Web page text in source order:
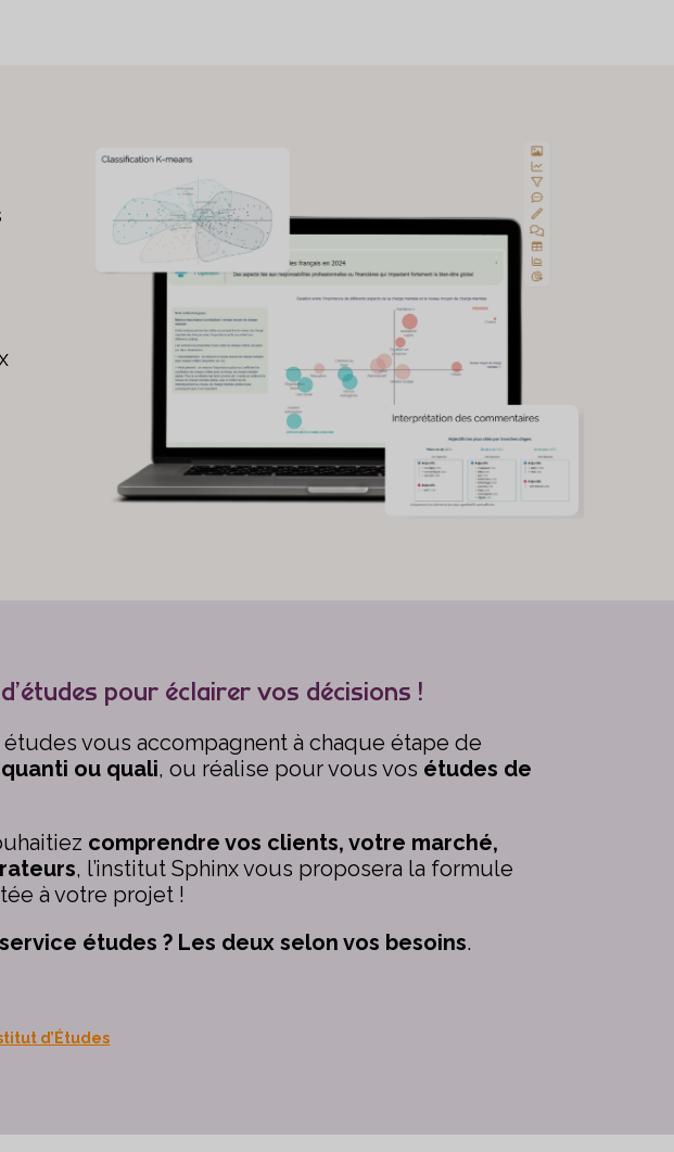
pour éclairer vos décisions !
vous accompagnent à chaque étape de
quanti ou quali, ou réalise pour vous vos études de
comprendre vos clients, votre marché,
, l’institut Sphinx vous proposera la formule
à votre projet !
études ? Les deux selon vos besoins.
d’Études